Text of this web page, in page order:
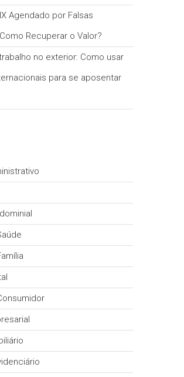
Agendado por Falsas
Recuperar o Valor?
no exterior: Como usar
para se aposentar